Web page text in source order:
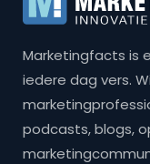
Marketingfacts is
iedere dag vers.
podcasts, blogs,